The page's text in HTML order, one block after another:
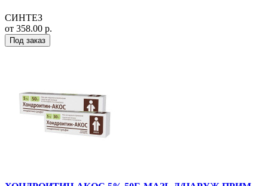
СИНТЕЗ
от 358.00 р.
Под заказ